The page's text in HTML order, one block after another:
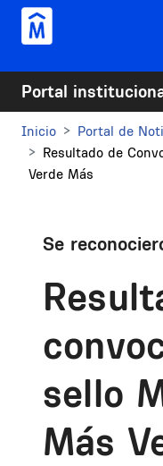
Pasar al contenido
Portal
Inicio
Portal de
Resultado de
Verde Más
Se
sello
Más